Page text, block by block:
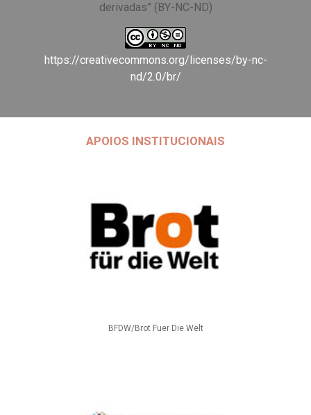
derivadas” (BY-NC-ND)
https://creativecommons.org/licenses/by-nc-
nd/2.0/br/
APOIOS INSTITUCIONAIS
BFDW/Brot Fuer Die Welt